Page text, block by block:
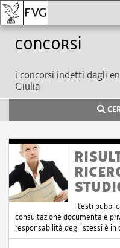
Concorsi
i concorsi indetti dagli
Giulia
I testi
consultazione documentale
responsabilità degli stessi è in